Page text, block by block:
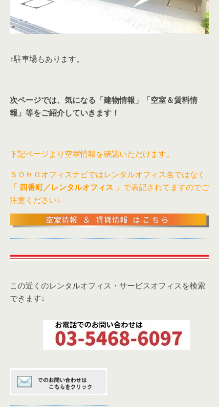
↑駐車場もあります。
次ページでは、気になる「建物情報」「空室＆賃料情
報」等をご紹介していきます！
下記ページより空室情報を確認いただけます。
ＳＯＨＯオフィスナビではレンタルオフィス名ではなく
「 四番町／レンタルオフィス 」で表記されてますのでご
注意ください↓
この近くのレンタルオフィス・サービスオフィスを検索
できます↓